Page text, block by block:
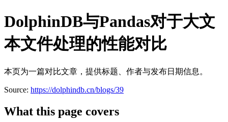
DolphinDB与Pandas对于大文
本文件处理的性能对比
本页为一篇对比文章，提供标题、作者与发布日期信息。
Source: https://dolphindb.cn/blogs/39
What this page covers